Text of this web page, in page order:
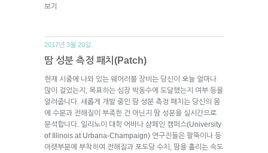
보기
2017년 3월 20일.
땀 성분 측정 패치(Patch)
현재 시중에 나와 있는 웨어러블 장비는 당신이 오늘 얼마나
많이 걸었는지, 목표하는 심장 박동수에 도달했는지 여부 등을
알려줍니다. 새롭게 개발 중인 땀 성분 측정 패치는 당신의 몸
에 수분과 전해질이 부족한 건 아닌지 땀 성분을 실시간으로
분석합니다. 일리노이 대학 어바나 샴페인 캠퍼스(University
of Illinois at Urbana-Champaign) 연구진들은 팔뚝이나 등
아랫부분에 부착하여 전해질과 포도당 수치, 땀을 흘리는 속도